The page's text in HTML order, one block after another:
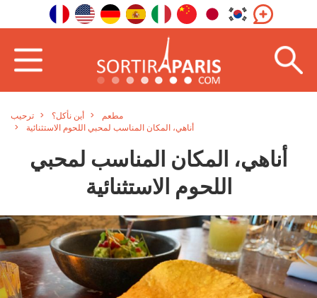
ترحيب أين نأكل؟
مطعم
أناهي، المكان المناسب لمحبي اللحوم الاستثنائية
أناهي، المكان المناسب لمحبي
اللحوم الاستثنائية